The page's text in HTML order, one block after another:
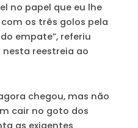
no papel que eu lhe
os três golos pela
empate”, referiu
nesta reestreia ao
chegou, mas não
cair no goto dos